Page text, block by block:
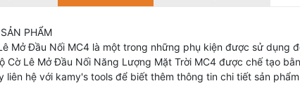
PHẨM
Mở Đầu Nối MC4 là một trong những phụ kiện được sử dụng
Cờ Lê Mở Đầu Nối Năng Lượng Mặt Trời MC4 được chế tạo
liên hệ với kamy's tools để biết thêm thông tin chi tiết sản